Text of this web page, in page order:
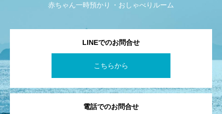
赤ちゃん一時預かり
おしゃべりルーム
LINEでのお問合せ
こちらから
電話でのお問合せ